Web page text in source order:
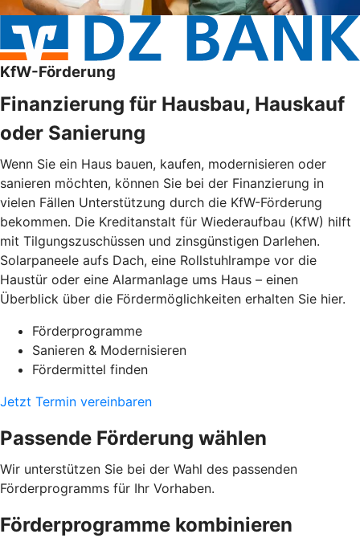
KfW-Förderung
Finanzierung für Hausbau, Hauskauf
oder Sanierung
Wenn Sie ein Haus bauen, kaufen, modernisieren oder
sanieren möchten, können Sie bei der Finanzierung in
vielen Fällen Unterstützung durch die KfW-Förderung
bekommen. Die Kreditanstalt für Wiederaufbau (KfW) hilft
mit Tilgungszuschüssen und zinsgünstigen Darlehen.
Solarpaneele aufs Dach, eine Rollstuhlrampe vor die
Haustür oder eine Alarmanlage ums Haus – einen
Überblick über die Fördermöglichkeiten erhalten Sie hier.
Förderprogramme
Sanieren & Modernisieren
Fördermittel finden
Jetzt Termin vereinbaren
Passende Förderung wählen
Wir unterstützen Sie bei der Wahl des passenden
Förderprogramms für Ihr Vorhaben.
Förderprogramme kombinieren